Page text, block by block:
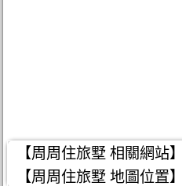
【周周住旅墅 相關網站】
【周周住旅墅 地圖位置】